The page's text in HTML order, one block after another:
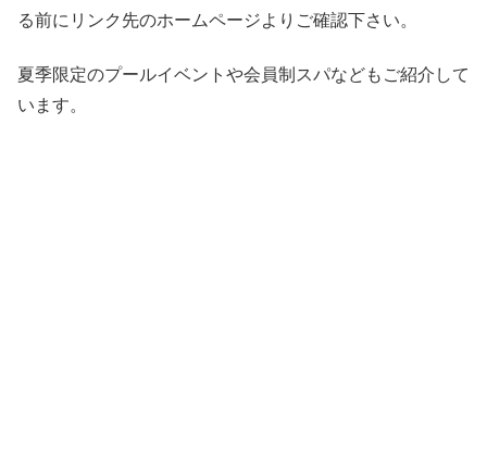
る前にリンク先のホームページよりご確認下さい。
夏季限定のプールイベントや会員制スパなどもご紹介して
います。